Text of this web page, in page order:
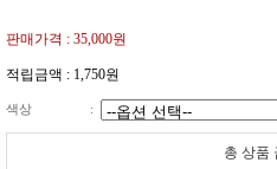
판매가격 : 35,000원
적립금액 : 1,750원
색상 :
총 상품